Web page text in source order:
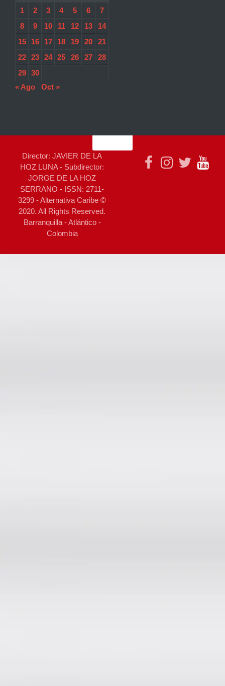
1
2 3 4 5 6
7
8
9 10 11 12 13
14
15
16 17 18 19 20
21
22
23 24 25 26 27
28
29
30
« Ago
Oct »
Director: JAVIER DE LA
HOZ LUNA - Subdirector:
JORGE DE LA HOZ
SERRANO - ISSN: 2711-
3299 - Alternativa Caribe ©
2020. All Rights Reserved.
Barranquilla - Atlántico -
Colombia